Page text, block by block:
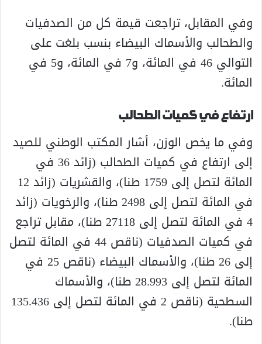
وفي المقابل، تراجعت قيمة كل من الصدفيات
والطحالب والأسماك البيضاء بنسب بلغت على
التوالي 46 في المائة، و7 في المائة، و5 في
المائة.
ارتفاع في كميات الطحالب
وفي ما يخص الوزن، أشار المكتب الوطني للصيد
إلى ارتفاع في كميات الطحالب (زائد 36 في
المائة لتصل إلى 1759 طنا)، والقشريات (زائد 12
في المائة لتصل إلى 2498 طنا)، والرخويات (زائد
4 في المائة لتصل إلى 27118 طنا)، مقابل تراجع
في كميات الصدفيات (ناقص 44 في المائة لتصل
إلى 26 طنا)، والأسماك البيضاء (ناقص 25 في
المائة لتصل إلى 28.993 طنا)، والأسماك
السطحية (ناقص 2 في المائة لتصل إلى 135.436
طنا).